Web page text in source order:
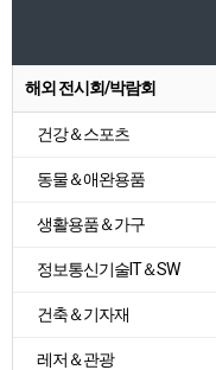
해외 전시회/박람회
건강＆스포츠
동물＆애완용품
생활용품＆가구
정보통신기술IT＆SW
건축＆기자재
레저＆관광